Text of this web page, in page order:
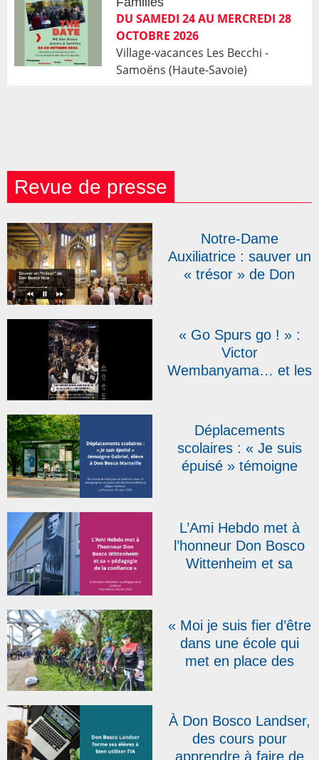
DU SAMEDI 24 AU MERCREDI 28
OCTOBRE 2026
Village-vacances Les Becchi -
Samoëns (Haute-Savoie)
Revue de presse
Notre-Dame
Auxiliatrice : sauver un
« trésor » de Don
« Go Spurs go ! » :
Victor
Wembanyama… et les
Déplacements
scolaires : « Je suis
épuisé » témoigne
La Provence
L’Ami Hebdo met à
l’honneur Don Bosco
Wittenheim et sa
« Moi je suis fier d’être
dans une école qui
met en place des
le Don Bosco Tour qui
s’élancera le 20 avril
À Don Bosco Landser,
des cours pour
apprendre à faire de